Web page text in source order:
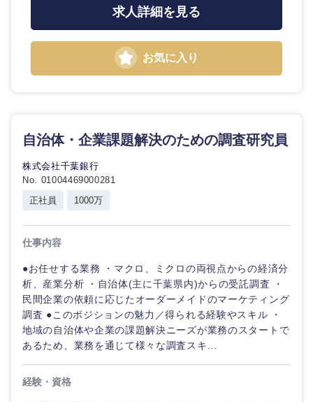
求人詳細を見る
お気に入り
自治体・企業課題解決のための調査研究員
株式会社千葉銀行
No. 01004469000281
正社員
1000万
仕事内容
●お任せする業務 ・マクロ、ミクロの両視点からの経済分
析、産業分析 ・自治体(主に千葉県内)からの受託調査 ・
民間企業の依頼に応じたオーダーメイドのマーケティング
調査 ●このポジションの魅力／得られる経験やスキル ・
地域の自治体や企業の課題解決ニーズが業務のスタートで
あるため、業務を通じて様々な調査スキ...
経験・資格